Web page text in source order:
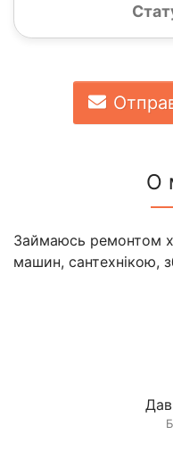
О
Займаюсь ремонтом
машин, сантехнікою,